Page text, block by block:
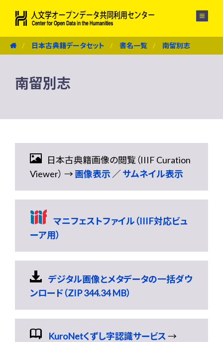
日本古典籍データセット 書名一覧 南留別志
南留別志
日本古典籍画像の閲覧（IIIF Curation
Viewer） →画像表示 ／サムネイル表示
マニフェストファイル（IIIF対応ビュ
ーア用）
デジタル画像とメタデータの一括ダウ
ンロード（ZIP 344.34 MB）
KuroNetくずし字認識サービス→